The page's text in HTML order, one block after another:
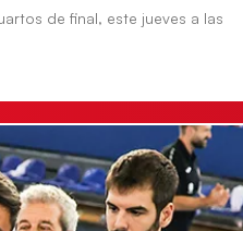
de final, este jueves a las